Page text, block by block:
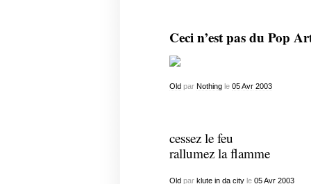
Ceci n’est pas du Pop
Oldpar Nothingle 05 Avr 2003
cessez le feu
rallumez la flamme
Oldpar klute in da cityle 05 Avr 2003